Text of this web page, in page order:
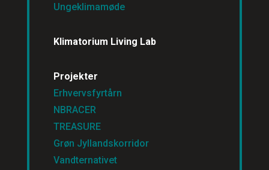
Ungeklimamøde
Klimatorium Living Lab
Projekter
Erhvervsfyrtårn
NBRACER
TREASURE
Grøn Jyllandskorridor
Vandternativet